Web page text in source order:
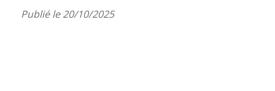
Publié le 20/10/2025